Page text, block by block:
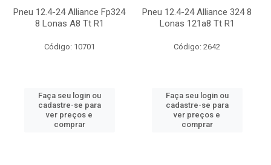
Pneu 12.4-24 Alliance Fp324
8 Lonas A8 Tt R1
Código: 10701
Faça seu login ou
cadastre-se para
ver preços e
comprar
Pneu 12.4-24 Alliance 324 8
Lonas 121a8 Tt R1
Código: 2642
Faça seu login ou
cadastre-se para
ver preços e
comprar